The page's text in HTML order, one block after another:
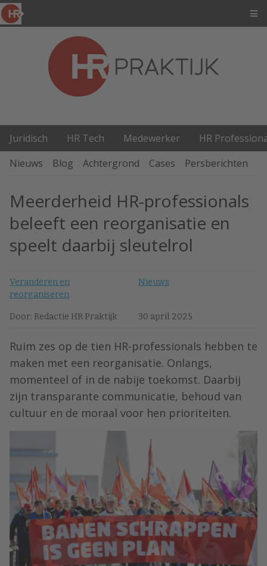
Juridisch HR Tech Medewerker
HR
Nieuws
Blog Achtergrond Cases Persberichten
Meerderheid HR-professionals
beleeft een reorganisatie en
speelt daarbij sleutelrol
Veranderen en
reorganiseren
Nieuws
Door: Redactie HR Praktijk 30 april 2025
Ruim zes op de tien HR-professionals hebben te
maken met een reorganisatie. Onlangs,
momenteel of in de nabije toekomst. Daarbij
zijn transparante communicatie, behoud van
cultuur en de moraal voor hen prioriteiten.